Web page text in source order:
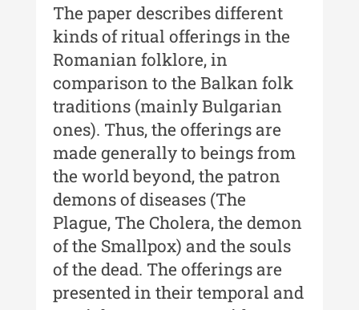
Buletinul ”Ioan Neculce” al Muzeului
de Istorie a Moldovei
Buletinul ”Ioan Neculce” al
Muzeului de Istorie a Moldovei -
XXIV / 2018
Buletinul ”Ioan Neculce” al
Muzeului de Istorie a Moldovei -
XXIII / 2017
Buletinul ”Ioan Neculce” al
Muzeului de Istorie a Moldovei -
XXII / 2016
Indexul Complet
The paper describes different
kinds of ritual offerings in the
Romanian folklore, in
comparison to the Balkan folk
traditions (mainly Bulgarian
ones). Thus, the offerings are
made generally to beings from
the world beyond, the patron
demons of diseases (The
Plague, The Cholera, the demon
of the Smallpox) and the souls
of the dead. The offerings are
presented in their temporal and